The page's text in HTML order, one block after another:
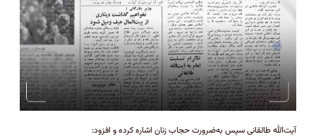
آیت‌الله طالقانی سپس به‌ضرورت حجاب زنان اشاره کرده و افزود: